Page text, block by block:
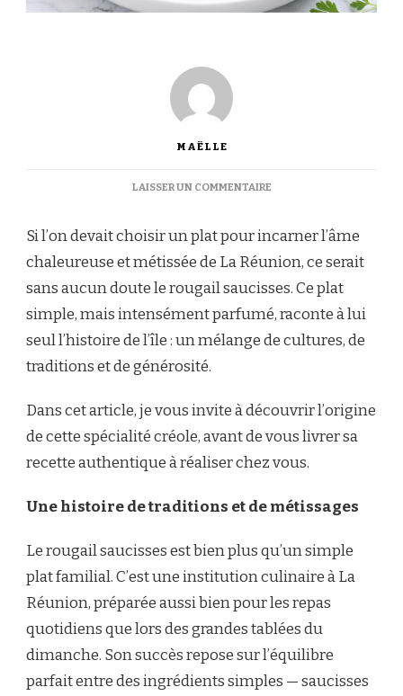
MAËLLE
LAISSER UN COMMENTAIRESUR
:
RÉUSSIR
UN
ROUGAIL
SAUCISSES
COMME
LÀ-
Si l’on devait choisir un plat pour incarner l’âme
chaleureuse et métissée de La Réunion, ce serait
sans aucun doute le rougail saucisses. Ce plat
simple, mais intensément parfumé, raconte à lui
seul l’histoire de l’île : un mélange de cultures, de
traditions et de générosité.
Dans cet article, je vous invite à découvrir l’origine
de cette spécialité créole, avant de vous livrer sa
recette authentique à réaliser chez vous.
Une histoire de traditions et de métissages
Le rougail saucisses est bien plus qu’un simple
plat familial. C’est une institution culinaire à La
Réunion, préparée aussi bien pour les repas
quotidiens que lors des grandes tablées du
dimanche. Son succès repose sur l’équilibre
parfait entre des ingrédients simples — saucisses